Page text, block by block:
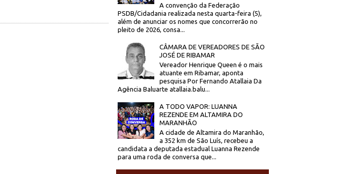
A convenção da Federação
PSDB/Cidadania realizada nesta quarta-feira (5),
além de anunciar os nomes que concorrerão no
pleito de 2026, consa...
CÂMARA DE VEREADORES DE SÃO
JOSÉ DE RIBAMAR
Vereador Henrique Queen é o mais
atuante em Ribamar, aponta
pesquisa Por Fernando Atallaia Da
Agência Baluarte atallaia.balu...
A TODO VAPOR: LUANNA
REZENDE EM ALTAMIRA DO
MARANHÃO
A cidade de Altamira do Maranhão,
a 352 km de São Luís, recebeu a
candidata a deputada estadual Luanna Rezende
para uma roda de conversa que...